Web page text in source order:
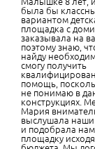
была бы
вариантом
площадка с
заказывала на
поэтому знаю,
найду
смогу получить
помощь,
не понимаю в
конструкциях.
Мария
выслушала
и подобрала
площадку